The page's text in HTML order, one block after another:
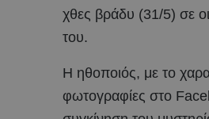
χθες βράδυ (31/5) σε
του.
Η ηθοποιός, με το
φωτογραφίες στο